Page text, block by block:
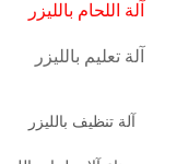
آلة اللحام بالليزر
آلة تعليم بالليزر
آلة تنظيف بالليزر